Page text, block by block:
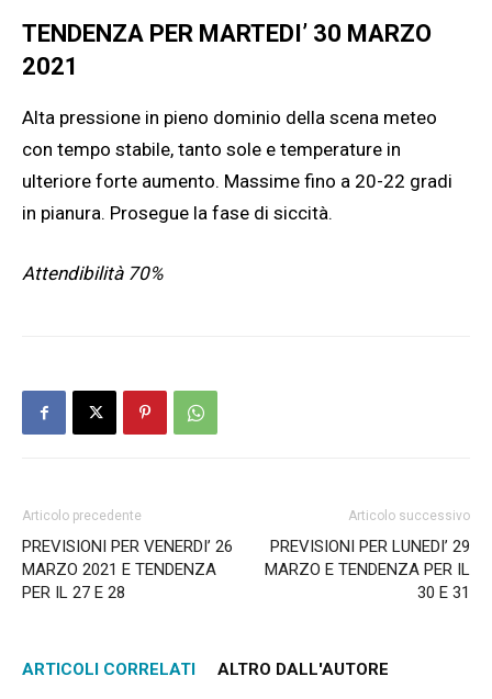
TENDENZA PER MARTEDI’ 30 MARZO
2021
Alta pressione in pieno dominio della scena meteo
con tempo stabile, tanto sole e temperature in
ulteriore forte aumento. Massime fino a 20-22 gradi
in pianura. Prosegue la fase di siccità.
Attendibilità 70%
Articolo precedente
PREVISIONI PER VENERDI’ 26
MARZO 2021 E TENDENZA
PER IL 27 E 28
Articolo successivo
PREVISIONI PER LUNEDI’ 29
MARZO E TENDENZA PER IL
30 E 31
ARTICOLI CORRELATI ALTRO DALL'AUTORE